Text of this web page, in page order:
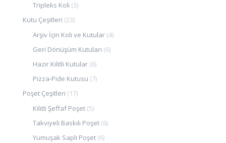
Tripleks Koli (3)
Kutu Çeşitleri (23)
Arşiv İçin Koli ve Kutular (4)
Geri Dönüşüm Kutuları (6)
Hazır Kilitli Kutular (6)
Pizza-Pide Kutusu (7)
Poşet Çeşitleri (17)
Kilitli Şeffaf Poşet (5)
Takviyeli Baskılı Poşet (6)
Yumuşak Saplı Poşet (6)